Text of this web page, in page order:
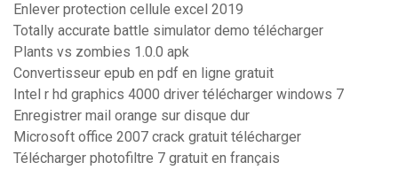
Enlever protection cellule excel 2019
Totally accurate battle simulator demo télécharger
Plants vs zombies 1.0.0 apk
Convertisseur epub en pdf en ligne gratuit
Intel r hd graphics 4000 driver télécharger windows 7
Enregistrer mail orange sur disque dur
Microsoft office 2007 crack gratuit télécharger
Télécharger photofiltre 7 gratuit en français